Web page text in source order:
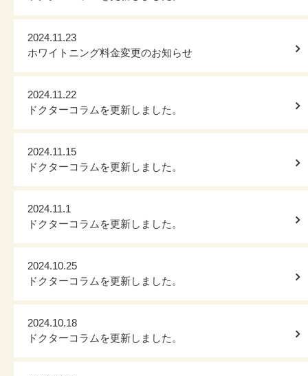
2024.11.23
ホワイトニング料金変更のお知らせ
2024.11.22
ドクターコラムを更新しました。
2024.11.15
ドクターコラムを更新しました。
2024.11.1
ドクターコラムを更新しました。
2024.10.25
ドクターコラムを更新しました。
2024.10.18
ドクターコラムを更新しました。